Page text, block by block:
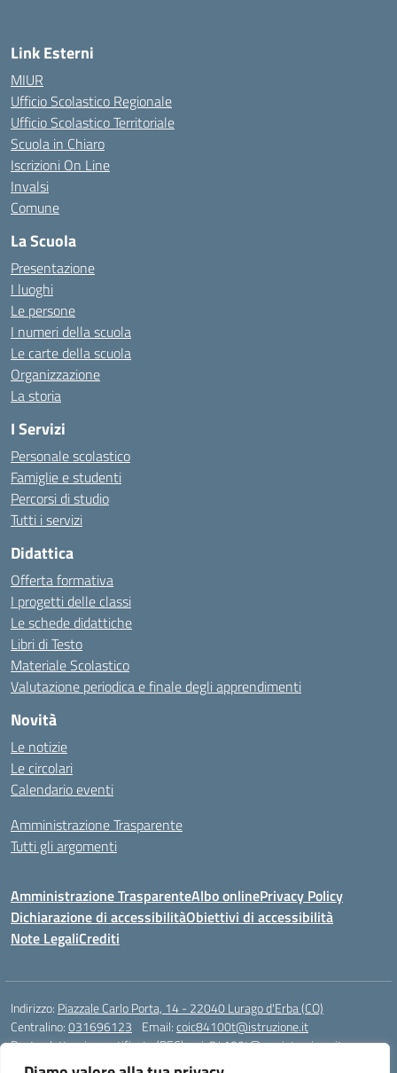
Link Esterni
MIUR
Ufficio Scolastico Regionale
Ufficio Scolastico Territoriale
Scuola in Chiaro
Iscrizioni On Line
Invalsi
Comune
La Scuola
Presentazione
I luoghi
Le persone
I numeri della scuola
Le carte della scuola
Organizzazione
La storia
I Servizi
Personale scolastico
Famiglie e studenti
Percorsi di studio
Tutti i servizi
Didattica
Offerta formativa
I progetti delle classi
Le schede didattiche
Libri di Testo
Materiale Scolastico
Valutazione periodica e finale degli apprendimenti
Novità
Le notizie
Le circolari
Calendario eventi
Amministrazione Trasparente
Tutti gli argomenti
Amministrazione TrasparenteAlbo onlinePrivacy Policy
Dichiarazione di accessibilitàObiettivi di accessibilità
Note LegaliCrediti
Indirizzo: Piazzale Carlo Porta, 14 - 22040 Lurago d'Erba (CO)
Centralino:031696123 Email:coic84100t@istruzione.it
Posta elettronica certificata (PEC):coic84100t@pec.istruzione.it